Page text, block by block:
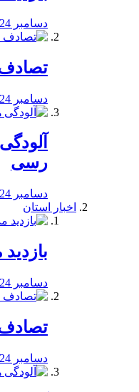
دسامبر 24, 2019
دسامبر 24, 2019
رسی
دسامبر 24, 2019
اخبار استان
دسامبر 24, 2019
دسامبر 24, 2019